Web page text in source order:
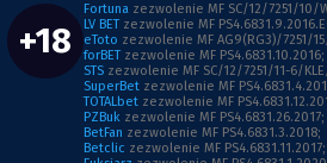
+18
Fortuna zezwolenie MF SC/12/7251/10/
LV BET zezwolenie MF
eToto zezwolenie MF AG9(RG3)/7251/
forBET zezwolenie MF PS4.6831.10.2016;
STS zezwolenie MF SC/12/7251/11-6/
SuperBet zezwolenie MF
TOTALbet zezwolenie MF
PZBuk zezwolenie MF PS4.6831.26.2017;
BetFan zezwolenie MF PS4.6831.3.2018;
Betclic zezwolenie MF PS4.6831.11.2017;